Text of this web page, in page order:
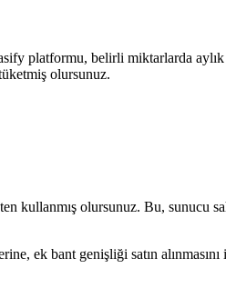
platformu, belirli miktarlarda
olursunuz.
kullanmış olursunuz. Bu, sunucu
ek bant genişliği satın